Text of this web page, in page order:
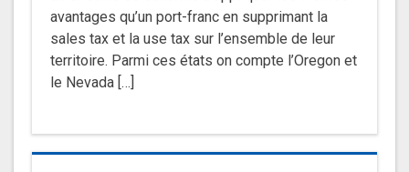
avantages qu’un port-franc en supprimant la
sales tax et la use tax sur l’ensemble de leur
territoire. Parmi ces états on compte l’Oregon et
le Nevada […]